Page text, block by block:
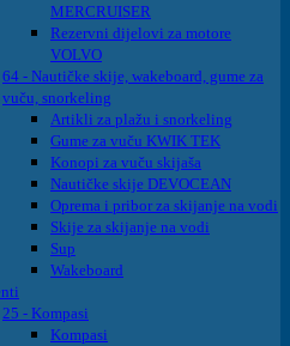
MERCRUISER
Rezervni dijelovi za motore
VOLVO
64 - Nautičke skije, wakeboard, gume za
vuču, snorkeling
Artikli za plažu i snorkeling
Gume za vuču KWIK TEK
Konopi za vuču skijaša
Nautičke skije DEVOCEAN
Oprema i pribor za skijanje na vodi
Skije za skijanje na vodi
Sup
Wakeboard
25 - Kompasi
Kompasi